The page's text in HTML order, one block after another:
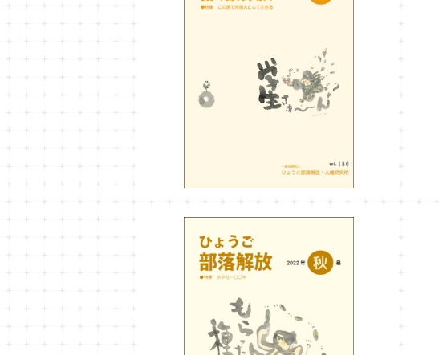
¥990
ひょうご部落解放183号
¥990